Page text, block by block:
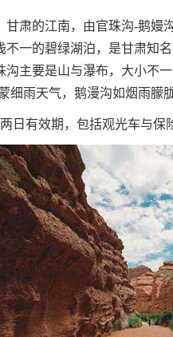
的江南，由官珠沟-鹅嫚
不一的碧绿湖泊，是甘肃知
主要是山与瀑布，大小不
细雨天气，鹅漫沟如烟雨
有效期，包括观光车与保